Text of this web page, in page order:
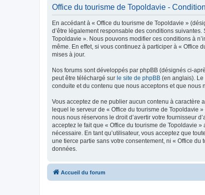
Office du tourisme de Topoldavie -
En accédant à « Office du tourisme de Topoldavie »
d’être légalement responsable des conditions
Topoldavie ». Nous pouvons modifier ces conditions à
même. En effet, si vous continuez à participer à « Office
mises à jour.
Nos forums sont développés par phpBB (désignés ci-
peut être téléchargé sur le site de phpBB (en anglais).
conduite et du contenu que nous acceptons et que nous
Vous acceptez de ne publier aucun contenu à caractère
lequel le serveur de « Office du tourisme de Topoldavie
nous nous réservons le droit d’avertir votre fournisseur
acceptez le fait que « Office du tourisme de Topoldavie
nécessaire. En tant qu’utilisateur, vous acceptez que
une tierce partie sans votre consentement, ni « Office
données.
Accueil du forum